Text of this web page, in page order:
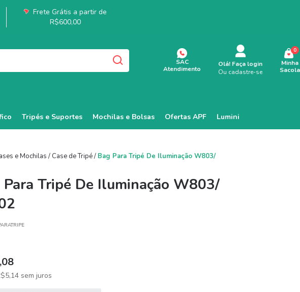
Frete Grátis a partir de
R$600,00
SAC
Atendimento
Olá! Faça login
Ou cadastre-se
Minha
Sacola
0
Tripés e Suportes Mochilas e Bolsas Ofertas APF Lumini
e Mochilas / Case de Tripé/ Bag Para Tripé De Iluminação W803/
Para Tripé De Iluminação W803/
sem juros